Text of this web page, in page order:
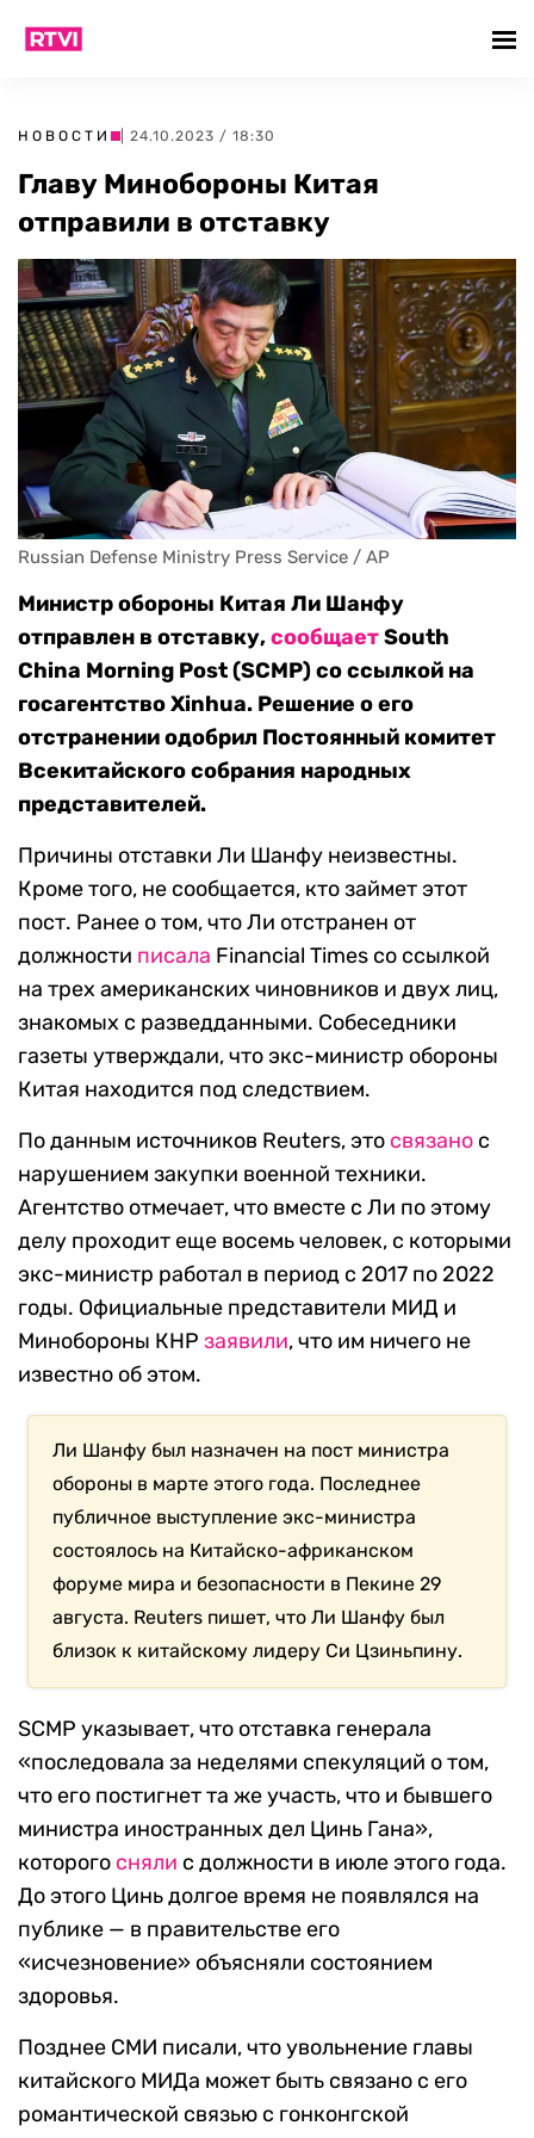
НОВОСТИ | 24.10.2023 / 18:30
Главу Минобороны Китая
отправили в отставку
Russian Defense Ministry Press Service / AP
Министр обороны Китая Ли Шанфу
отправлен в отставку,сообщаетSouth
China Morning Post (SCMP) cо ссылкой на
госагентство Xinhua. Решение о его
отстранении одобрил Постоянный комитет
Всекитайского собрания народных
представителей.
Причины отставки Ли Шанфу неизвестны.
Кроме того, не сообщается, кто займет этот
пост. Ранее о том, что Ли отстранен от
должности писала Financial Times со ссылкой
на трех американских чиновников и двух лиц,
знакомых с разведданными. Собеседники
газеты утверждали, что экс-министр обороны
Китая находится под следствием.
По данным источников Reuters, это связано с
нарушением закупки военной техники.
Агентство отмечает, что вместе с Ли по этому
делу проходит еще восемь человек, с которыми
экс-министр работал в период с 2017 по 2022
годы. Официальные представители МИД и
Минобороны КНР заявили, что им ничего не
известно об этом.
Ли Шанфу был назначен на пост министра
обороны в марте этого года. Последнее
публичное выступление экс-министра
состоялось на Китайско-африканском
форуме мира и безопасности в Пекине 29
августа. Reuters пишет, что Ли Шанфу был
близок к китайскому лидеру Си Цзиньпину.
SCMP указывает, что отставка генерала
«последовала за неделями спекуляций о том,
что его постигнет та же участь, что и бывшего
министра иностранных дел Цинь Гана»,
которого сняли с должности в июле этого года.
До этого Цинь долгое время не появлялся на
публике — в правительстве его
«исчезновение» объясняли состоянием
здоровья.
Позднее СМИ писали, что увольнение главы
китайского МИДа может быть связано с его
романтической связью с гонконгской